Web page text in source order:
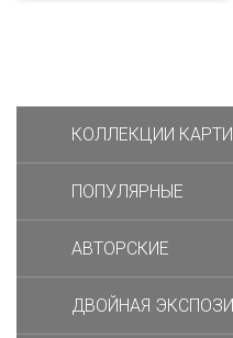
КОЛЛЕКЦИИ
ПОПУЛЯРНЫЕ
АВТОРСКИЕ
ДВОЙНАЯ